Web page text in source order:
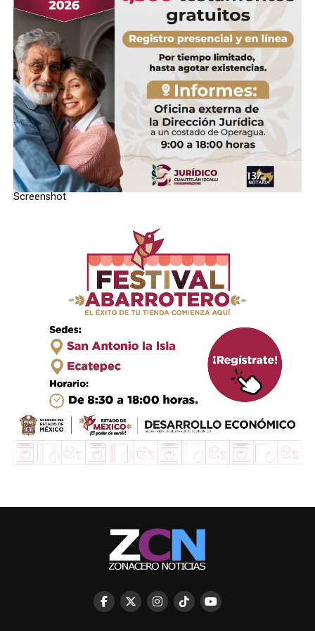
DON'T MISS
Reabren oficina de pasaportes en Izcalli
STAFF / Zona Cero Noticias
Screenshot